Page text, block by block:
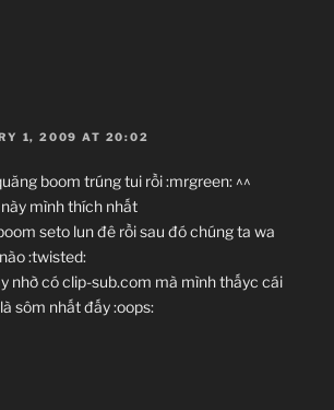
1, 2009 AT 20:02
boom trúng tui rồi :mrgreen: ^^
mình thích nhất
seto lun đê rồi sau đó chúng ta wa
:twisted:
nhờ có clip-sub.com mà mình thấyc cái
sôm nhất đấy :oops: